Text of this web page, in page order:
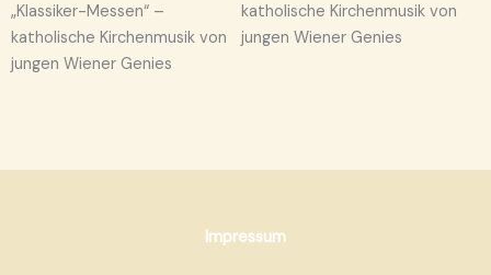
„Klassiker-Messen“ –
katholische Kirchenmusik von
jungen Wiener Genies
katholische Kirchenmusik von
jungen Wiener Genies
Impressum